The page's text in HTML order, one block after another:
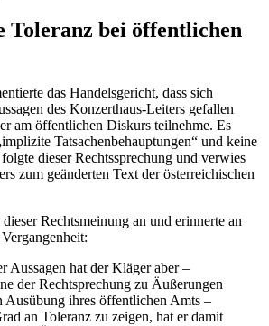
Toleranz bei öffentlichen
das Handelsgericht, dass sich
des Konzerthaus-Leiters gefallen
am öffentlichen Diskurs teilnehme. Es
Tatsachenbehauptungen“ und keine
dieser Rechtssprechung und verwies
zum geänderten Text der österreichischen
Rechtsmeinung an und erinnerte an
Aussagen hat der Kläger aber –
der Rechtsprechung zu Äußerungen
ihres öffentlichen Amts –
an Toleranz zu zeigen, hat er damit